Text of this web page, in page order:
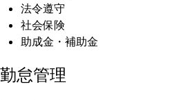
法令遵守
社会保険
助成金・補助金
勤怠管理